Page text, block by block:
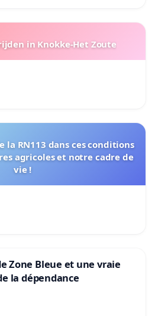
in Knokke-Het Zoute
la RN113 dans ces conditions
agricoles et notre cadre de
vie !
Zone Bleue et une vraie
la dépendance